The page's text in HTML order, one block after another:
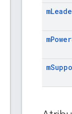
m
mPower
m